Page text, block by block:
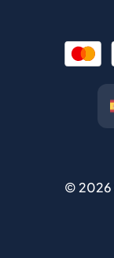
© 2026